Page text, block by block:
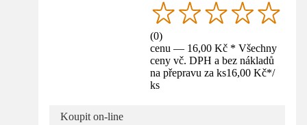
(0)
cenu — 16,00 Kč * Všechny
ceny vč. DPH a bez nákladů
na přepravu za ks16,00 Kč*/
ks
Koupit on-line